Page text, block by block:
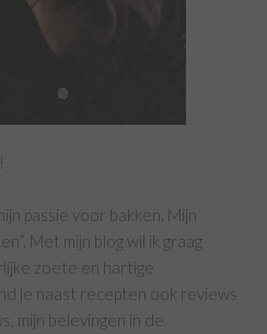
passie voor bakken. Mijn
Met mijn blog wil ik graag
zoete en hartige
je naast recepten ook reviews
mijn belevingen in de